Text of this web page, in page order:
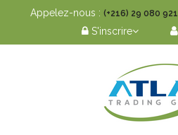
Appelez-nous : (+216) 29 080 921
S'inscrire